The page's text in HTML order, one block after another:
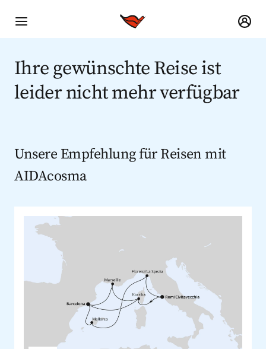
Ihre gewünschte Reise ist
leider nicht mehr verfügbar
Unsere Empfehlung für Reisen mit
AIDAcosma